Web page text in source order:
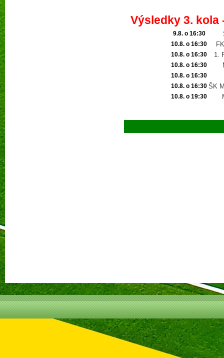
Výsledky 3. kola
9.8. o 16:30
10.8. o 16:30
10.8. o 16:30 1.
10.8. o 16:30
10.8. o 16:30
10.8. o 16:30 ŠK
10.8. o 19:30